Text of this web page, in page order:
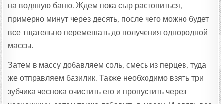
на водяную баню. Ждем пока сыр растопиться,
примерно минут через десять, после чего можно будет
все тщательно перемешать до получения однородной
массы.
Затем в массу добавляем соль, смесь из перцев, туда
же отправляем базилик. Также необходимо взять три
зубчика чеснока очистить его и пропустить через